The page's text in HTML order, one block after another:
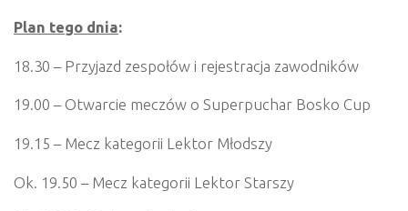
Plan tego dnia:
18.30 – Przyjazd zespołów i rejestracja zawodników
19.00 – Otwarcie meczów o Superpuchar Bosko Cup
19.15 – Mecz kategorii Lektor Młodszy
Ok. 19.50 – Mecz kategorii Lektor Starszy